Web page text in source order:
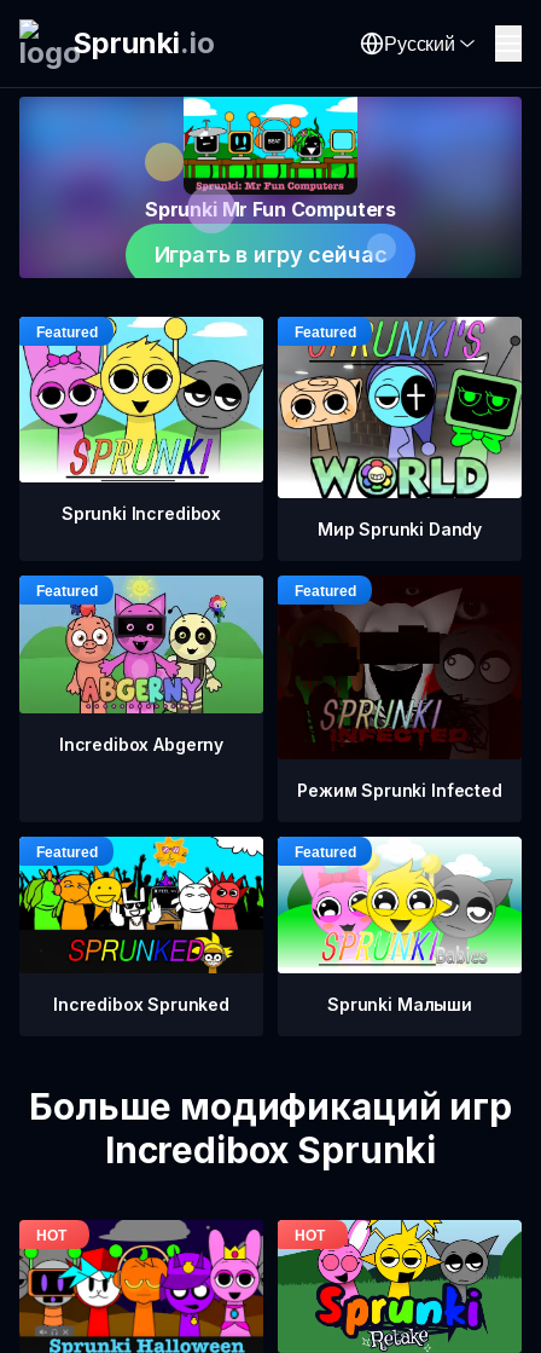
Sprunki.io Русский
Sprunki Mr Fun Computers
Играть в игру сейчас
Sprunki Incredibox
Мир Sprunki Dandy
Incredibox Abgerny
Режим Sprunki Infected
Incredibox Sprunked Sprunki Малыши
Больше модификаций игр
Incredibox Sprunki